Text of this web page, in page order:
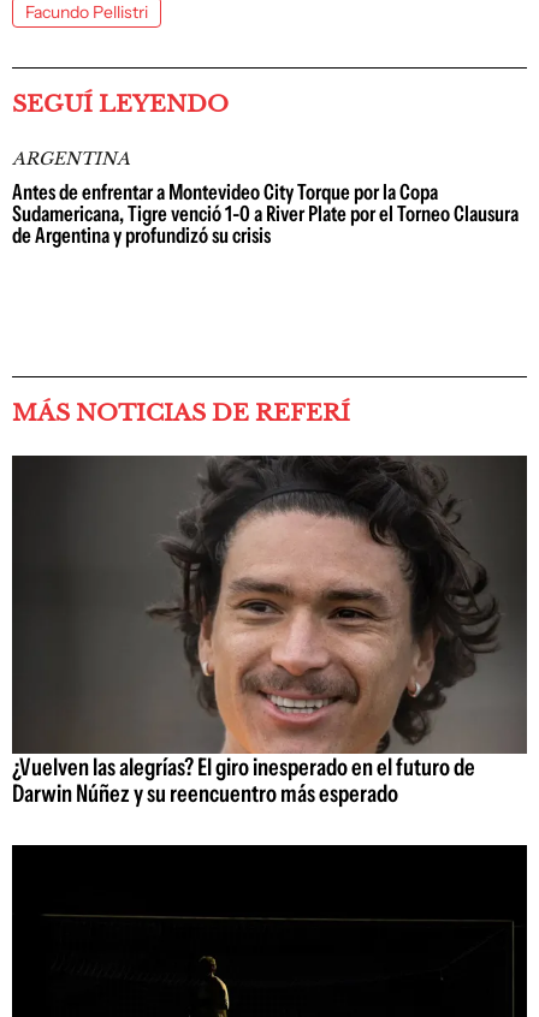
Facundo Pellistri
SEGUÍ LEYENDO
ARGENTINA
Antes de enfrentar a Montevideo City Torque por la Copa
Sudamericana, Tigre venció 1-0 a River Plate por el Torneo Clausura
de Argentina y profundizó su crisis
MÁS NOTICIAS DE REFERÍ
¿Vuelven las alegrías? El giro inesperado en el futuro de
Darwin Núñez y su reencuentro más esperado